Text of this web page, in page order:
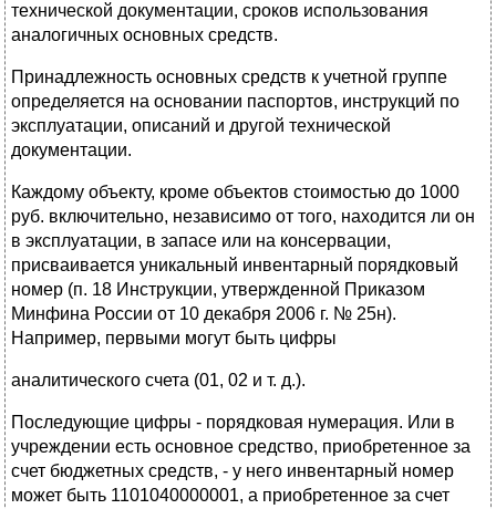
технической документации, сроков использования
аналогичных основных средств.
Принадлежность основных средств к учетной группе
определяется на основании паспортов, инструкций по
эксплуатации, описаний и другой технической
документации.
Каждому объекту, кроме объектов стоимостью до 1000
руб. включительно, независимо от того, находится ли он
в эксплуатации, в запасе или на консервации,
присваивается уникальный инвентарный порядковый
номер (п. 18 Инструкции, утвержденной Приказом
Минфина России от 10 декабря 2006 г. № 25н).
Например, первыми могут быть цифры
аналитического счета (01, 02 и т. д.).
Последующие цифры - порядковая нумерация. Или в
учреждении есть основное средство, приобретенное за
счет бюджетных средств, - у него инвентарный номер
может быть 1101040000001, a приобретенное за счет